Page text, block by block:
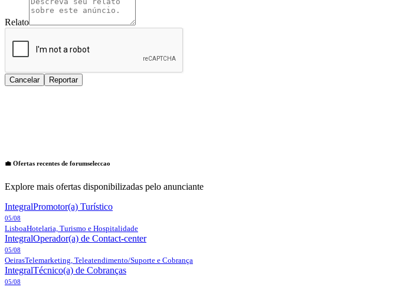
Relato
Cancelar Reportar
💼 Ofertas recentes de forumseleccao
Explore mais ofertas disponibilizadas pelo anunciante
IntegralPromotor(a) Turístico
05/08
LisboaHotelaria, Turismo e Hospitalidade
IntegralOperador(a) de Contact-center
05/08
OeirasTelemarketing, Teleatendimento/Suporte e Cobrança
IntegralTécnico(a) de Cobranças
05/08